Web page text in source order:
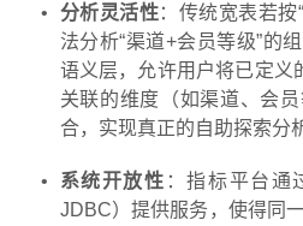
分析灵活性：传统宽表若按
法分析“渠道+会员等级”的
语义层，允许用户将已定义
关联的维度（如渠道、会
合，实现真正的自助探索分
系统开放性 ：指标平台通
JDBC）提供服务，使得同